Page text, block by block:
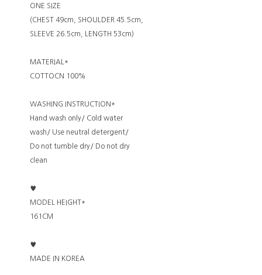
ONE SIZE
(CHEST 49cm, SHOULDER 45.5cm,
SLEEVE 26.5cm, LENGTH 53cm)
MATERIAL*
COTTOCN 100%
WASHING INSTRUCTION*
Hand wash only/ Cold water
wash/ Use neutral detergent/
Do not tumble dry/ Do not dry
clean
♥
MODEL HEIGHT*
161CM
♥
MADE IN KOREA